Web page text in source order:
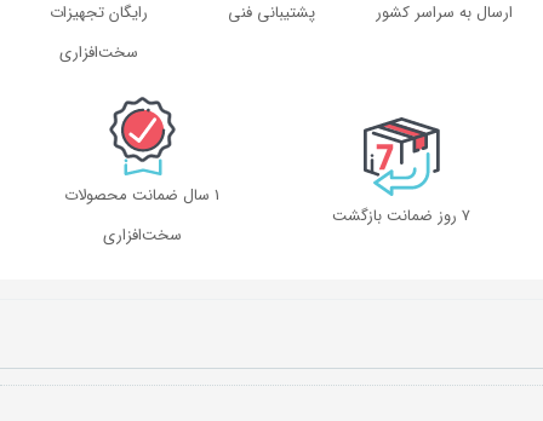
ارسال به سراسر کشور پشتیبانی فنی
رایگان تجهیزات
سخت‌افزاری
۷ روز ضمانت بازگشت
1 سال ضمانت محصولات
سخت‌افزاری